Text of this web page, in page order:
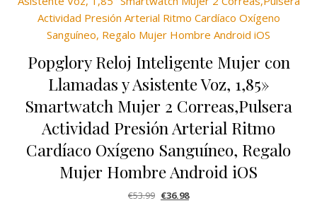
Popglory Reloj Inteligente Mujer con
Llamadas y Asistente Voz, 1,85»
Smartwatch Mujer 2 Correas,Pulsera
Actividad Presión Arterial Ritmo
Cardíaco Oxígeno Sanguíneo, Regalo
Mujer Hombre Android iOS
€53.99 El precio original era: €53.99.
€36.98El precio actual es: €36.98.